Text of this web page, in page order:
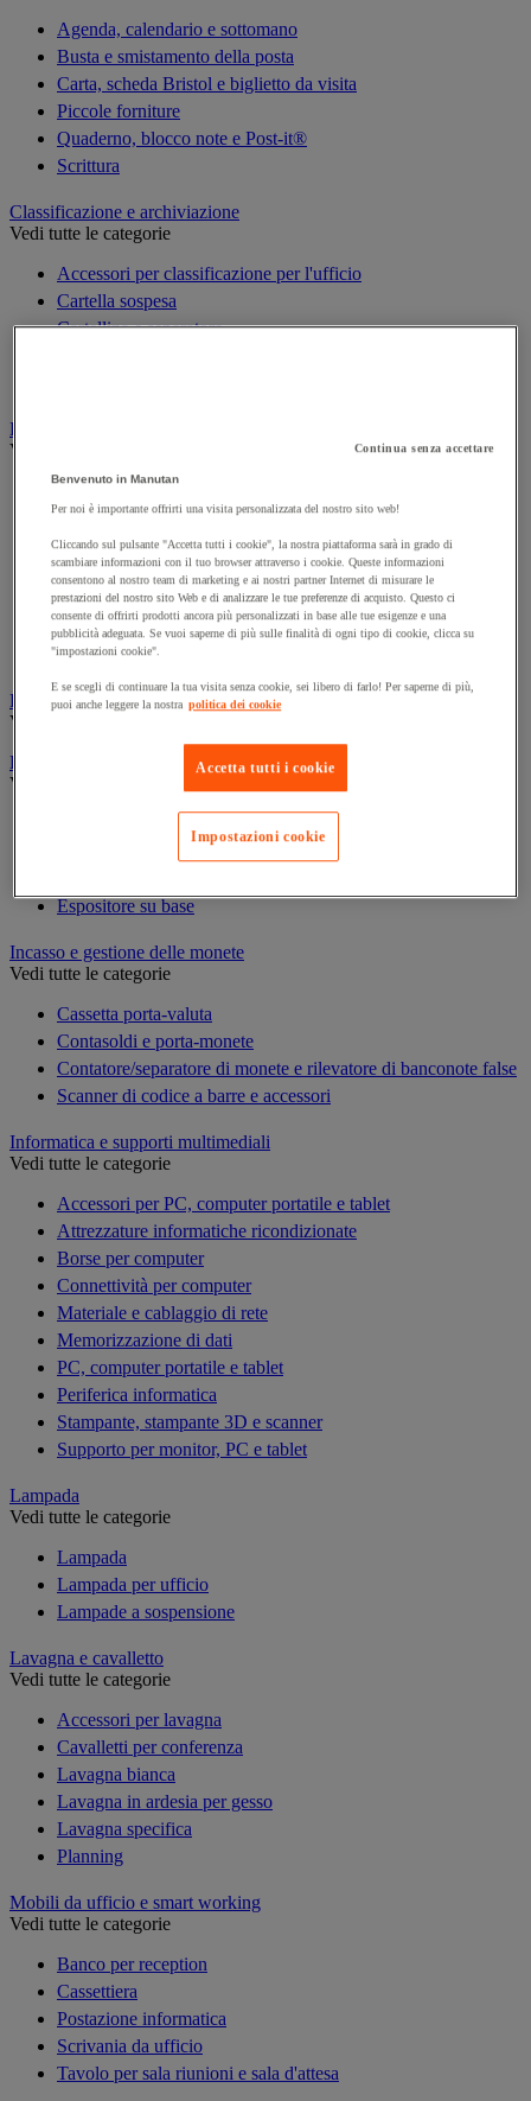
Agenda, calendario e sottomano
Busta e smistamento della posta
Carta, scheda Bristol e biglietto da visita
Piccole forniture
Quaderno, blocco note e Post-it®
Scrittura
Classificazione e archiviazione
Vedi tutte le categorie
Accessori per classificazione per l'ufficio
Cartella sospesa
Cartellina e separatore
Decorazione
Vedi tutte le categorie
Cartina geografica
Cornice e sistema di fissaggio
Decorazione per feste
Orologio
Pellicola adesiva per vetro
Pianta artificiale da ufficio
Vetrina per esposizione
Elezione
Vedi tutte le categorie
Espositore
Vedi tutte le categorie
Espositore su base
Incasso e gestione delle monete
Vedi tutte le categorie
Cassetta porta-valuta
Contasoldi e porta-monete
Contatore/separatore di monete e rilevatore di banconote false
Scanner di codice a barre e accessori
Informatica e supporti multimediali
Vedi tutte le categorie
Accessori per PC, computer portatile e tablet
Attrezzature informatiche ricondizionate
Borse per computer
Connettività per computer
Materiale e cablaggio di rete
Memorizzazione di dati
PC, computer portatile e tablet
Periferica informatica
Stampante, stampante 3D e scanner
Supporto per monitor, PC e tablet
Lampada
Vedi tutte le categorie
Lampada
Lampada per ufficio
Lampade a sospensione
Lavagna e cavalletto
Vedi tutte le categorie
Accessori per lavagna
Cavalletti per conferenza
Lavagna bianca
Lavagna in ardesia per gesso
Lavagna specifica
Planning
Mobili da ufficio e smart working
Vedi tutte le categorie
Banco per reception
Cassettiera
Postazione informatica
Scrivania da ufficio
Tavolo per sala riunioni e sala d'attesa
Continua senza accettare
Benvenuto in Manutan
Per noi è importante offrirti una visita personalizzata del nostro sito web!
Cliccando sul pulsante "Accetta tutti i cookie", la nostra piattaforma sarà in grado di
scambiare informazioni con il tuo browser attraverso i cookie. Queste informazioni
consentono al nostro team di marketing e ai nostri partner Internet di misurare le
prestazioni del nostro sito Web e di analizzare le tue preferenze di acquisto. Questo ci
consente di offrirti prodotti ancora più personalizzati in base alle tue esigenze e una
pubblicità adeguata. Se vuoi saperne di più sulle finalità di ogni tipo di cookie, clicca su
"impostazioni cookie".
E se scegli di continuare la tua visita senza cookie, sei libero di farlo! Per saperne di più,
puoi anche leggere la nostra politica dei cookie
Accetta tutti i cookie
Impostazioni cookie